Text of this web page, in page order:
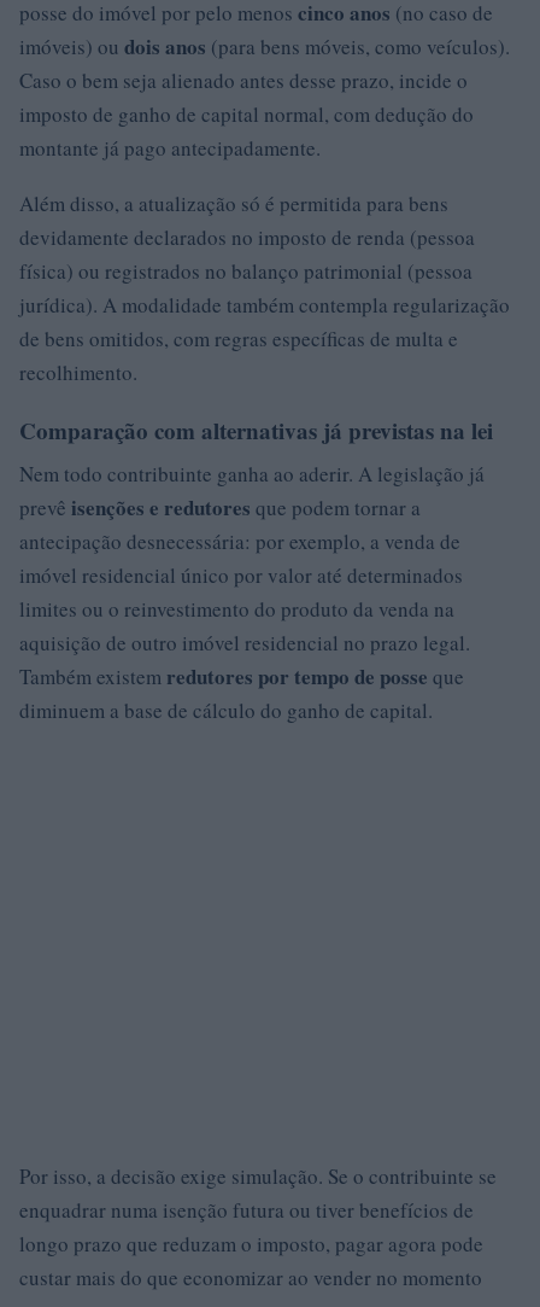
posse do imóvel por pelo menos cinco anos (no caso de
imóveis) ou dois anos (para bens móveis, como veículos).
Caso o bem seja alienado antes desse prazo, incide o
imposto de ganho de capital normal, com dedução do
montante já pago antecipadamente.
Além disso, a atualização só é permitida para bens
devidamente declarados no imposto de renda (pessoa
física) ou registrados no balanço patrimonial (pessoa
jurídica). A modalidade também contempla regularização
de bens omitidos, com regras específicas de multa e
recolhimento.
Comparação com alternativas já previstas na lei
Nem todo contribuinte ganha ao aderir. A legislação já
prevê isenções e redutores que podem tornar a
antecipação desnecessária: por exemplo, a venda de
imóvel residencial único por valor até determinados
limites ou o reinvestimento do produto da venda na
aquisição de outro imóvel residencial no prazo legal.
Também existem redutores por tempo de posse que
diminuem a base de cálculo do ganho de capital.
Por isso, a decisão exige simulação. Se o contribuinte se
enquadrar numa isenção futura ou tiver benefícios de
longo prazo que reduzam o imposto, pagar agora pode
custar mais do que economizar ao vender no momento